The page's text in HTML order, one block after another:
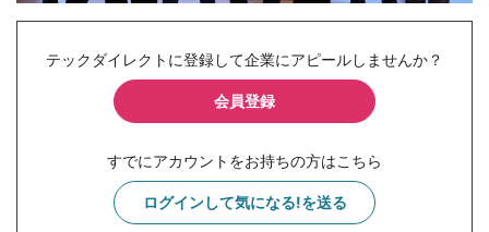
テックダイレクトに登録して企業にアピールしませんか？
会員登録
すでにアカウントをお持ちの方はこちら
ログインして気になる!を送る